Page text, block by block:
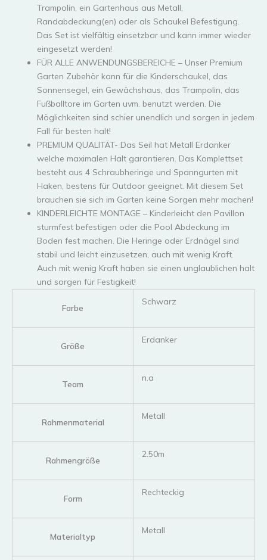
Trampolin, ein Gartenhaus aus Metall,
Randabdeckung(en) oder als Schaukel Befestigung.
Das Set ist vielfältig einsetzbar und kann immer wieder
eingesetzt werden!
FÜR ALLE ANWENDUNGSBEREICHE – Unser Premium
Garten Zubehör kann für die Kinderschaukel, das
Sonnensegel, ein Gewächshaus, das Trampolin, das
Fußballtore im Garten uvm. benutzt werden. Die
Möglichkeiten sind schier unendlich und sorgen in jedem
Fall für besten halt!
PREMIUM QUALITÄT- Das Seil hat Metall Erdanker
welche maximalen Halt garantieren. Das Komplettset
besteht aus 4 Schraubheringe und Spanngurten mit
Haken, bestens für Outdoor geeignet. Mit diesem Set
brauchen sie sich im Garten keine Sorgen mehr machen!
KINDERLEICHTE MONTAGE – Kinderleicht den Pavillon
sturmfest befestigen oder die Pool Abdeckung im
Boden fest machen. Die Heringe oder Erdnägel sind
stabil und leicht einzusetzen, auch mit wenig Kraft.
Auch mit wenig Kraft haben sie einen unglaublichen halt
und sorgen für Festigkeit!
Farbe
‎Schwarz
Größe
‎Erdanker
Team
‎n.a
Rahmenmaterial
‎Metall
Rahmengröße
‎2.50m
Form
‎Rechteckig
Materialtyp
‎Metall